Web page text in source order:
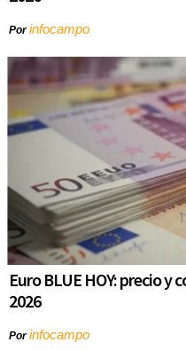
Porinfocampo
Euro BLUE HOY: precio y
2026
Porinfocampo